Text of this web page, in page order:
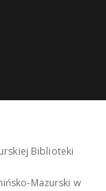
Biblioteki
Mazurski w